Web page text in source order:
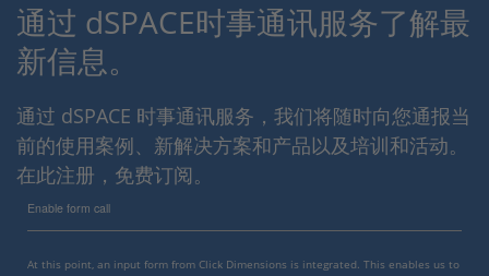
通过 dSPACE时事通讯服务了解最
新信息。
通过 dSPACE 时事通讯服务，我们将随时向您通报当
前的使用案例、新解决方案和产品以及培训和活动。
在此注册，免费订阅。
Enable form call
At this point, an input form from Click Dimensions is integrated. This enables us to